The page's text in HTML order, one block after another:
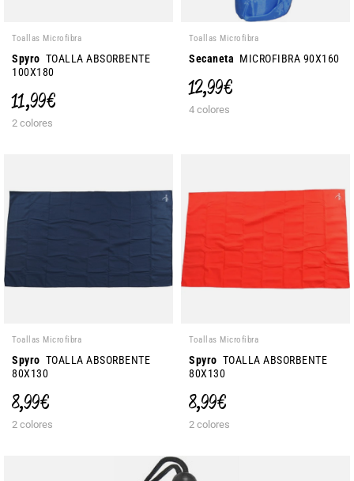
Toallas Microfibra
Spyro TOALLA ABSORBENTE
100X180
11,99 €
2 colores
Toallas Microfibra
Secaneta MICROFIBRA 90X160
12,99 €
4 colores
Toallas Microfibra
Spyro TOALLA ABSORBENTE
80X130
8,99 €
2 colores
Toallas Microfibra
Spyro TOALLA ABSORBENTE
80X130
8,99 €
2 colores